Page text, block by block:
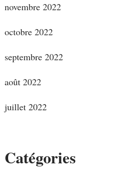
novembre 2022
octobre 2022
septembre 2022
août 2022
juillet 2022
Catégories